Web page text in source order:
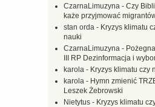
CzarnaLimuzyna - Czy
każe przyjmować
stan orda - Kryzys klimatu
nauki
CzarnaLimuzyna -
III RP Dezinformacja i
karola - Kryzys klimatu czy
karola - Hymn zmienić
Leszek Żebrowski
Nietytus - Kryzys klimatu